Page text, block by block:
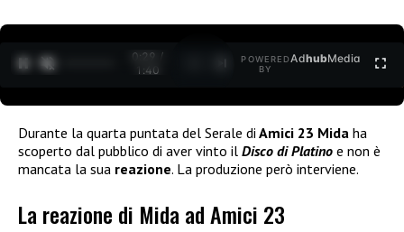
0:30 /
1:40
POWERED
BY
AdhubMedia
Durante la quarta puntata del Serale di Amici 23 Mida ha
scoperto dal pubblico di aver vinto il Disco di Platino e non è
mancata la sua reazione. La produzione però interviene.
La reazione di Mida ad Amici 23